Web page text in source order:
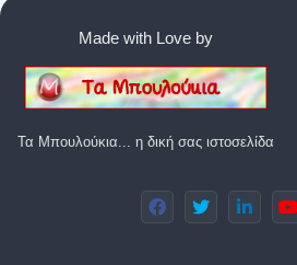
Made with Love by
Τα Μπουλούκια... η δική σας ιστοσελίδα